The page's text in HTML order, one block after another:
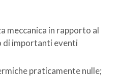
meccanica in rapporto al
di importanti eventi
praticamente nulle;